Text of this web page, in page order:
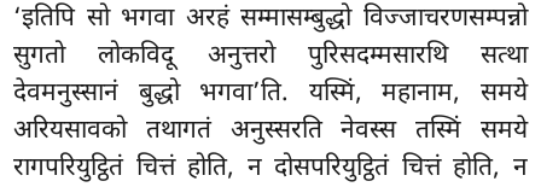
‘इतिपि सो भगवा अरहं सम्मासम्बुद्धो विज्जाचरणसम्पन्नो
सुगतो लोकविदू अनुत्तरो पुरिसदम्मसारथि सत्था
देवमनुस्सानं बुद्धो भगवा’ति. यस्मिं, महानाम, समये
अरियसावको तथागतं अनुस्सरति नेवस्स तस्मिं समये
रागपरियुट्ठितं चित्तं होति, न दोसपरियुट्ठितं चित्तं होति, न